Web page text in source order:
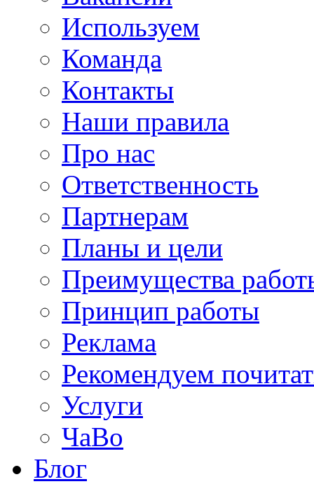
Используем
Команда
Контакты
Наши правила
Про нас
Ответственность
Партнерам
Планы и цели
Преимущества
Принцип работы
Реклама
Рекомендуем
Услуги
ЧаВо
Блог